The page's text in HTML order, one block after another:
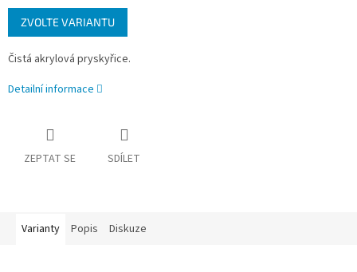
Měrná
cena:
ZVOLTE VARIANTU
Čistá akrylová pryskyřice.
Detailní informace
ZEPTAT SE SDÍLET
Varianty Popis Diskuze